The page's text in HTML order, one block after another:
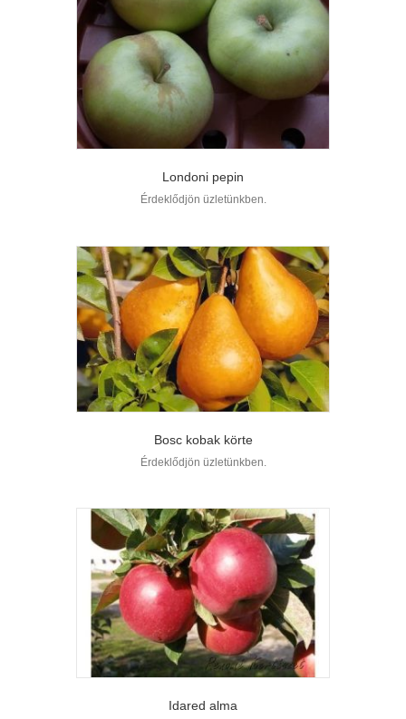
Londoni pepin
Érdeklődjön üzletünkben.
Bosc kobak körte
Érdeklődjön üzletünkben.
Idared alma